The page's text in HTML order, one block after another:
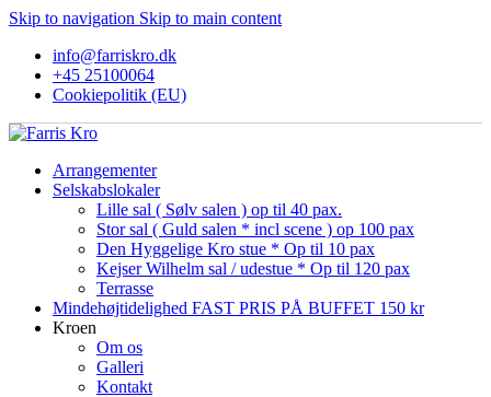
Skip to navigation Skip to main content
info@farriskro.dk
+45 25100064
Cookiepolitik (EU)
Arrangementer
Selskabslokaler
Lille sal ( Sølv salen ) op til 40 pax.
Stor sal ( Guld salen * incl scene ) op 100 pax
Den Hyggelige Kro stue * Op til 10 pax
Kejser Wilhelm sal / udestue * Op til 120 pax
Terrasse
Mindehøjtidelighed FAST PRIS PÅ BUFFET 150 kr
Kroen
Om os
Galleri
Kontakt